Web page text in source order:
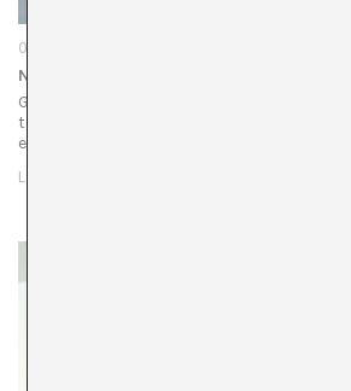
08/12/22
Neocostumbrismo
Galicia se entiende como un espacio
territorio en el noroeste de la península
esconde en la naturaleza y se podría
LEER MÁS